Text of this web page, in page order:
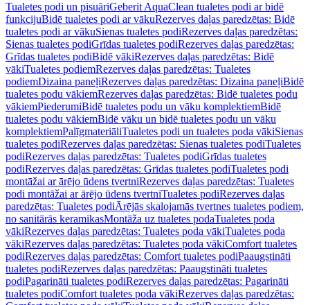
Tualetes podi un pisuāriGeberit AquaClean tualetes podi ar bidē
funkcijuBidē tualetes podi ar vākuRezerves daļas paredzētas: Bidē
tualetes podi ar vākuSienas tualetes podiRezerves daļas paredzētas:
Sienas tualetes podiGrīdas tualetes podiRezerves daļas paredzētas:
Grīdas tualetes podiBidē vākiRezerves daļas paredzētas: Bidē
vākiTualetes podiemRezerves daļas paredzētas: Tualetes
podiemDizaina paneļiRezerves daļas paredzētas: Dizaina paneļiBidē
tualetes podu vākiemRezerves daļas paredzētas: Bidē tualetes podu
vākiemPiederumiBidē tualetes podu un vāku komplektiemBidē
tualetes podu vākiemBidē vāku un bidē tualetes podu un vāku
komplektiemPalīgmateriāliTualetes podi un tualetes poda vākiSienas
tualetes podiRezerves daļas paredzētas: Sienas tualetes podiTualetes
podiRezerves daļas paredzētas: Tualetes podiGrīdas tualetes
podiRezerves daļas paredzētas: Grīdas tualetes podiTualetes podi
montāžai ar ārējo ūdens tvertniRezerves daļas paredzētas: Tualetes
podi montāžai ar ārējo ūdens tvertniTualetes podiRezerves daļas
paredzētas: Tualetes podiĀrējās skalojamās tvertnes tualetes podiem,
no sanitārās keramikasMontāža uz tualetes podaTualetes poda
vākiRezerves daļas paredzētas: Tualetes poda vākiTualetes poda
vākiRezerves daļas paredzētas: Tualetes poda vākiComfort tualetes
podiRezerves daļas paredzētas: Comfort tualetes podiPaaugstināti
tualetes podiRezerves daļas paredzētas: Paaugstināti tualetes
podiPagarināti tualetes podiRezerves daļas paredzētas: Pagarināti
tualetes podiComfort tualetes poda vākiRezerves daļas paredzētas: